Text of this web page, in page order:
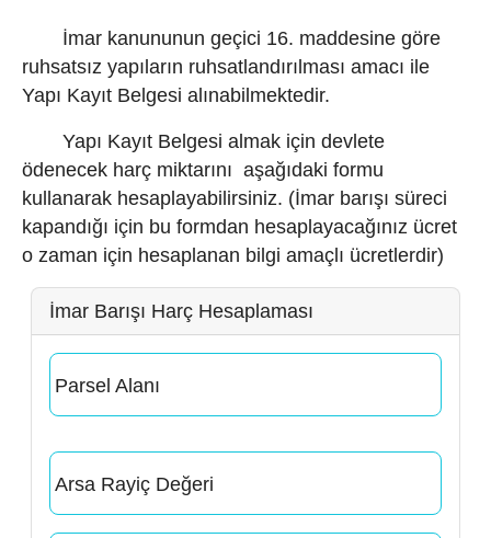
İmar kanununun geçici 16. maddesine göre
ruhsatsız yapıların ruhsatlandırılması amacı ile
Yapı Kayıt Belgesi alınabilmektedir.
Yapı Kayıt Belgesi almak için devlete
ödenecek harç miktarını aşağıdaki formu
kullanarak hesaplayabilirsiniz. (İmar barışı süreci
kapandığı için bu formdan hesaplayacağınız ücret
o zaman için hesaplanan bilgi amaçlı ücretlerdir)
İmar Barışı Harç Hesaplaması
Parsel Alanı
Arsa Rayiç Değeri